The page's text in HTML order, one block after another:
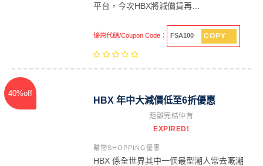
平台，今次HBX將減價貨再…
優惠代碼/Coupon Code： FSA100 COPY
40%off
HBX 年中大減價低至6折優惠
距離完結仲有
EXPIRED!
購物SHOPPING優惠
HBX 係全世界其中一個最型潮人常去嘅潮